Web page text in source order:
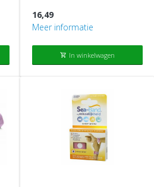
16,49
Meer informatie
shopping_cart In winkelwagen